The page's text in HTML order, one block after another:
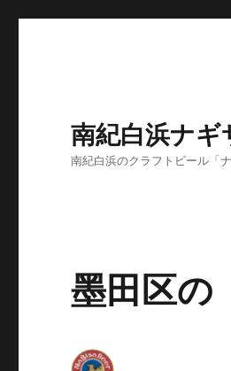
南紀白浜ナ
南紀白浜のクラフトビール「
墨田区の